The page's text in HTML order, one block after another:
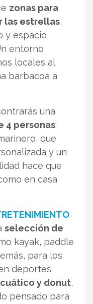
zonas para
las estrellas,
y espacio
entorno
locales al
barbacoa a
una
4 personas:
que
y un
hace que
en casa
selección de
kayak, paddle
para los
deportes
y donut,
pensado para